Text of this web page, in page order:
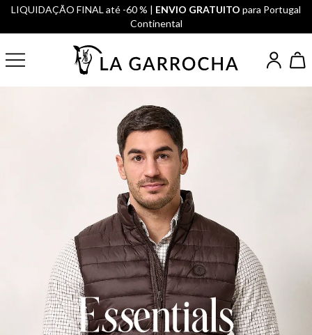
LIQUIDAÇÃO FINAL até -60 % | ENVIO GRATUITO para Portugal
Continental